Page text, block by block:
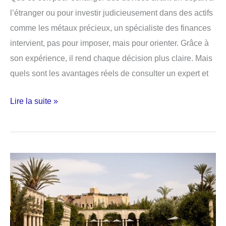
l’étranger ou pour investir judicieusement dans des actifs
comme les métaux précieux, un spécialiste des finances
intervient, pas pour imposer, mais pour orienter. Grâce à
son expérience, il rend chaque décision plus claire. Mais
quels sont les avantages réels de consulter un expert et
Préparez
voyage
sécurisez
votre
avenir
avec
un
Lire la suite »